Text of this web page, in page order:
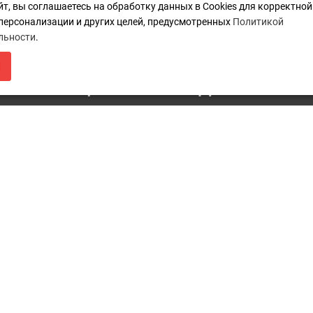
МАГАЗИН БУДЕТ РАБОТАТЬ ПО
О ПЕРЕЕЗДЕ ПО
Карта сайта
вы соглашаетесь на обработку данных в Cookies для
и других целей, предусмотренных Политикой
.